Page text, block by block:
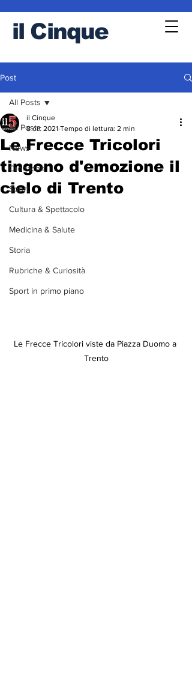
il Cinque
Post
All Posts
News
Cronache
Sport
Cultura & Spettacolo
Medicina & Salute
Storia
Rubriche & Curiosità
Sport in primo piano
All Posts
Le Frecce Tricolori
tingono d'emozione il
cielo di Trento
il Cinque
8 ott 2021 Tempo di lettura: 2 min
Le Frecce Tricolori viste da Piazza Duomo a
Trento